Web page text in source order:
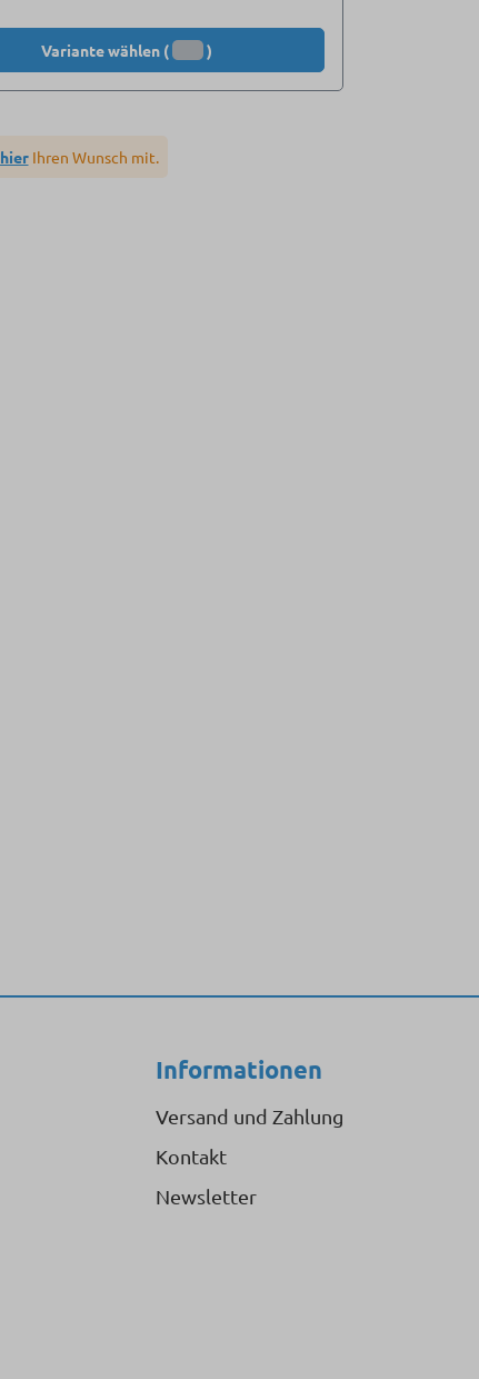
Variante wählen ( )
hierIhren Wunsch mit.
Informationen
Versand und Zahlung
Kontakt
Newsletter